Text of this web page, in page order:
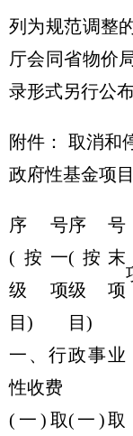
列为规范调整
厅会同省物价
录形式另行公布
附件： 取消和
政府性基金项目
序号
(按一
级项
目)
序号
(按末
级项
目)
一、行政事业
性收费
(一)取(一)取